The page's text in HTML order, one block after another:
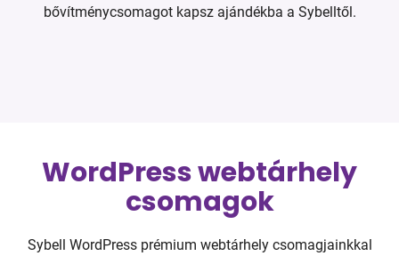
bővítménycsomagot kapsz ajándékba a Sybelltől.
WordPress webtárhely
csomagok
Sybell WordPress prémium webtárhely csomagjainkkal